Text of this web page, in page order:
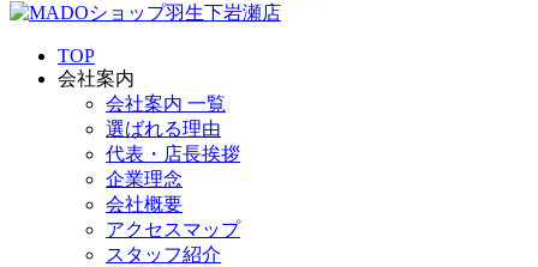
TOP
会社案内
会社案内 一覧
選ばれる理由
代表・店長挨拶
企業理念
会社概要
アクセスマップ
スタッフ紹介